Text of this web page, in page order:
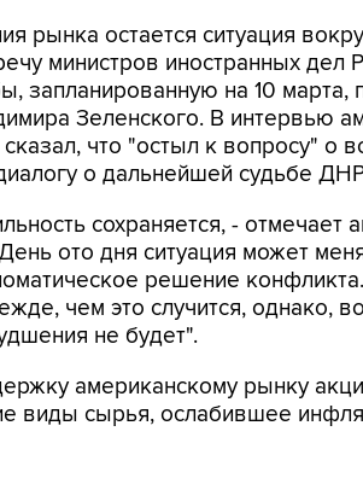
рынка остается ситуация
министров иностранных
запланированную на 10 марта,
Зеленского. В интервью
что "остыл к вопросу" о
о дальнейшей судьбе
сохраняется, - отмечает
ото дня ситуация может
решение
чем это случится, однако,
не будет".
американскому рынку
виды сырья, ослабившее